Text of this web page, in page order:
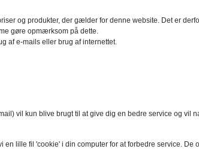
og produkter, der gælder for denne website. Det er
gøre opmærksom på dette.
af e-mails eller brug af internettet.
vil kun blive brugt til at give dig en bedre service og vil
lille fil 'cookie' i din computer for at forbedre service.